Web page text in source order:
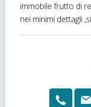
immobile frutto di
nei minimi dettagli